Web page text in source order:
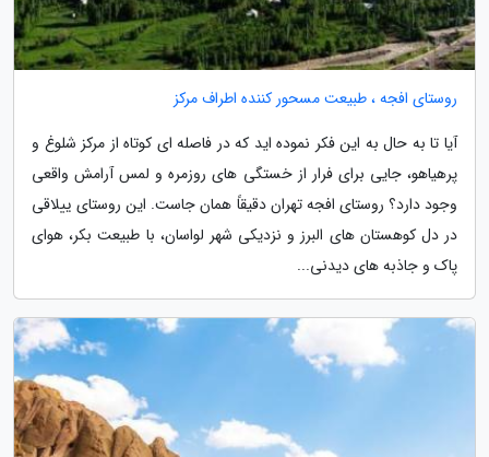
روستای افجه ، طبیعت مسحور کننده اطراف مرکز
آیا تا به حال به این فکر نموده اید که در فاصله ای کوتاه از مرکز شلوغ و
پرهیاهو، جایی برای فرار از خستگی های روزمره و لمس آرامش واقعی
وجود دارد؟ روستای افجه تهران دقیقاً همان جاست. این روستای ییلاقی
در دل کوهستان های البرز و نزدیکی شهر لواسان، با طبیعت بکر، هوای
پاک و جاذبه های دیدنی...